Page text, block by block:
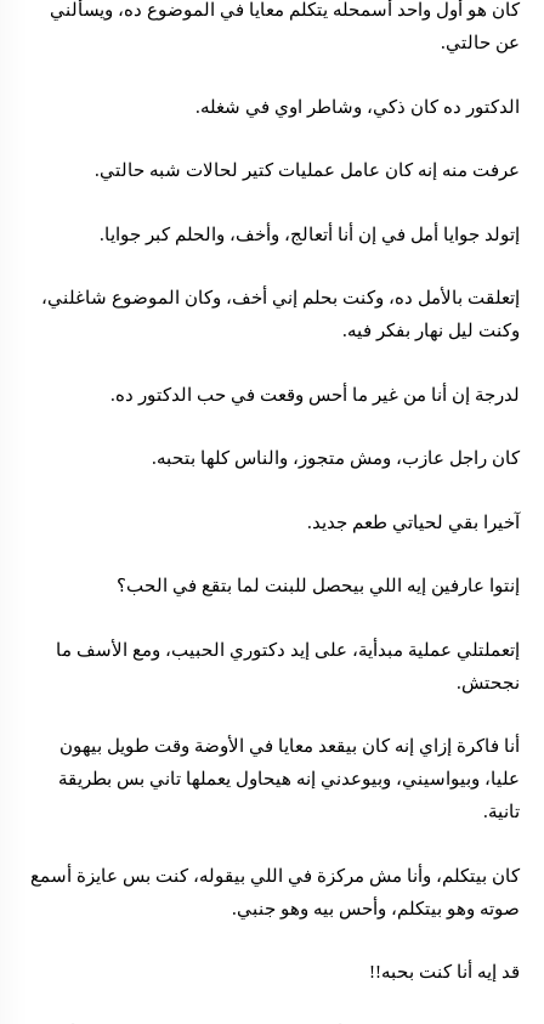
كان هو أول واحد أسمحله يتكلم معايا في الموضوع ده، ويسألني
عن حالتي.
الدكتور ده كان ذكي، وشاطر اوي في شغله.
عرفت منه إنه كان عامل عمليات كتير لحالات شبه حالتي.
إتولد جوايا أمل في إن أنا أتعالج، وأخف، والحلم كبر جوايا.
إتعلقت بالأمل ده، وكنت بحلم إني أخف، وكان الموضوع شاغلني،
وكنت ليل نهار بفكر فيه.
لدرجة إن أنا من غير ما أحس وقعت في حب الدكتور ده.
كان راجل عازب، ومش متجوز، والناس كلها بتحبه.
آخيرا بقي لحياتي طعم جديد.
إنتوا عارفين إيه اللي بيحصل للبنت لما بتقع في الحب؟
إتعملتلي عملية مبدأية، على إيد دكتوري الحبيب، ومع الأسف ما
نجحتش.
أنا فاكرة إزاي إنه كان بيقعد معايا في الأوضة وقت طويل بيهون
عليا، وبيواسيني، وبيوعدني إنه هيحاول يعملها تاني بس بطريقة
تانية.
كان بيتكلم، وأنا مش مركزة في اللي بيقوله، كنت بس عايزة أسمع
صوته وهو بيتكلم، وأحس بيه وهو جنبي.
قد إيه أنا كنت بحبه!!